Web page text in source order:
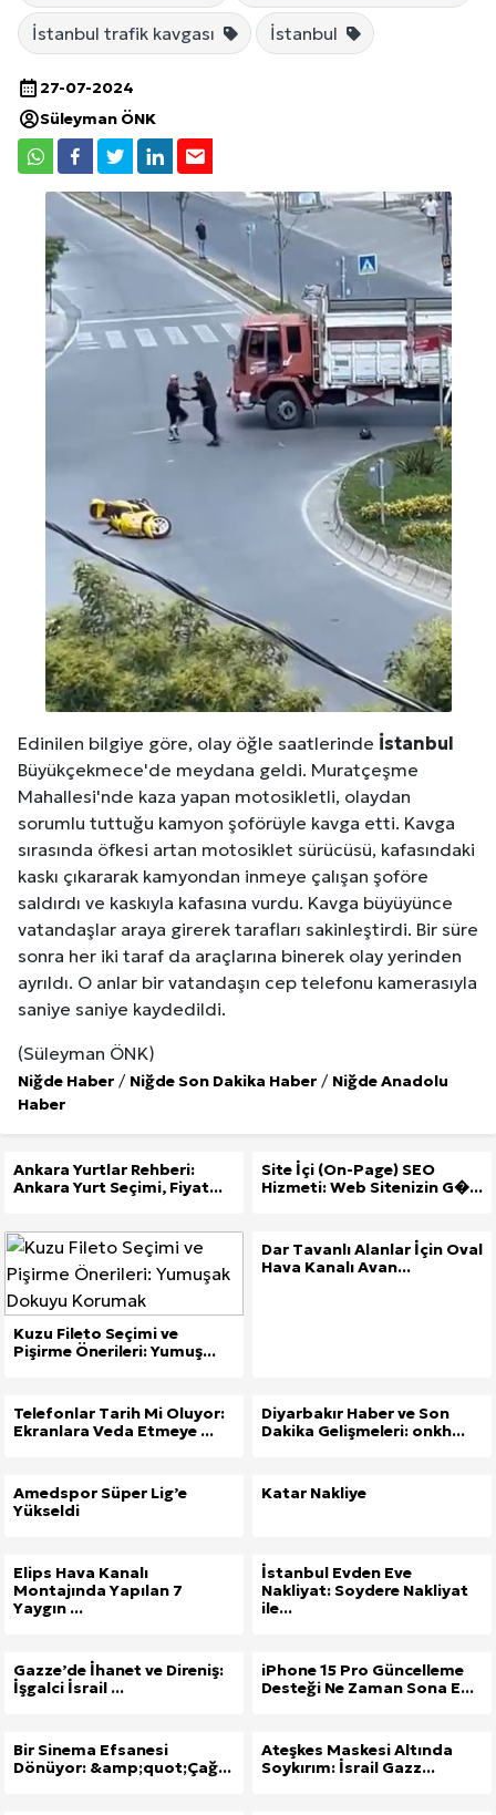
İstanbul trafik kavgası İstanbul
27-07-2024
Süleyman ÖNK
Edinilen bilgiye göre, olay öğle saatlerinde İstanbul
Büyükçekmece'de meydana geldi. Muratçeşme
Mahallesi'nde kaza yapan motosikletli, olaydan
sorumlu tuttuğu kamyon şoförüyle kavga etti. Kavga
sırasında öfkesi artan motosiklet sürücüsü, kafasındaki
kaskı çıkararak kamyondan inmeye çalışan şoföre
saldırdı ve kaskıyla kafasına vurdu. Kavga büyüyünce
vatandaşlar araya girerek tarafları sakinleştirdi. Bir süre
sonra her iki taraf da araçlarına binerek olay yerinden
ayrıldı. O anlar bir vatandaşın cep telefonu kamerasıyla
saniye saniye kaydedildi.
(Süleyman ÖNK)
Niğde Haber / Niğde Son Dakika Haber / Niğde Anadolu
Haber
Ankara Yurtlar Rehberi:
Ankara Yurt Seçimi, Fiyat...
Site İçi (On-Page) SEO
Hizmeti: Web Sitenizin G�...
Kuzu Fileto Seçimi ve
Pişirme Önerileri: Yumuş...
Dar Tavanlı Alanlar İçin Oval
Hava Kanalı Avan...
Telefonlar Tarih Mi Oluyor:
Ekranlara Veda Etmeye ...
Diyarbakır Haber ve Son
Dakika Gelişmeleri: onkh...
Amedspor Süper Lig’e
Yükseldi
Katar Nakliye
Elips Hava Kanalı
Montajında Yapılan 7
Yaygın ...
İstanbul Evden Eve
Nakliyat: Soydere Nakliyat
ile...
Gazze’de İhanet ve Direniş:
İşgalci İsrail ...
iPhone 15 Pro Güncelleme
Desteği Ne Zaman Sona E...
Bir Sinema Efsanesi
Dönüyor: &amp;quot;Çağ...
Ateşkes Maskesi Altında
Soykırım: İsrail Gazz...